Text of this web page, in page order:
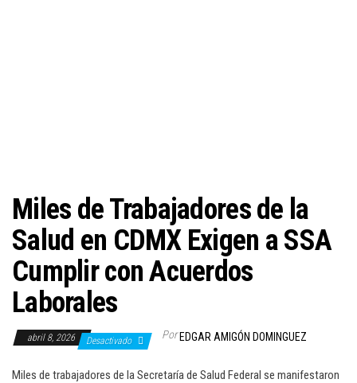
Miles de Trabajadores de la
Salud en CDMX Exigen a SSA
Cumplir con Acuerdos
Laborales
abril 8, 2026 Desactivado Por EDGAR AMIGÓN DOMINGUEZ
Miles de trabajadores de la Secretaría de Salud Federal se manifestaron